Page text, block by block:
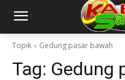
Topik Gedung pasar bawah
Tag: Gedung